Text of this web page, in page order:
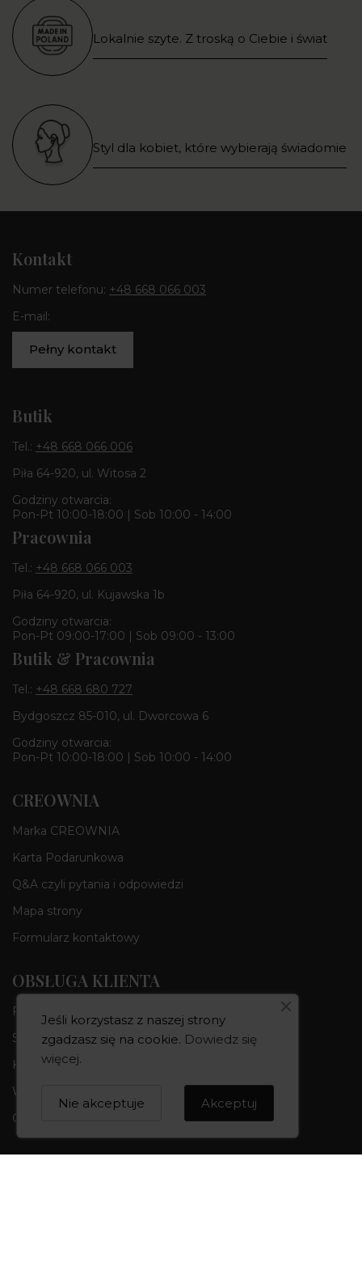
Lokalnie szyte. Z troską o Ciebie i świat
Styl dla kobiet, które wybierają świadomie
Kontakt
Numer telefonu: +48 668 066 003
E-mail:
Pełny kontakt
Butik
Tel.: +48 668 066 006
Piła 64-920, ul. Witosa 2
Godziny otwarcia:
Pon-Pt 10:00-18:00 | Sob 10:00 - 14:00
Pracownia
Tel.: +48 668 066 003
Piła 64-920, ul. Kujawska 1b
Godziny otwarcia:
Pon-Pt 09:00-17:00 | Sob 09:00 - 13:00
Butik & Pracownia
Tel.: +48 668 680 727
Bydgoszcz 85-010, ul. Dworcowa 6
Godziny otwarcia:
Pon-Pt 10:00-18:00 | Sob 10:00 - 14:00
CREOWNIA
Marka CREOWNIA
Karta Podarunkowa
Q&A czyli pytania i odpowiedzi
Mapa strony
Formularz kontaktowy
OBSŁUGA KLIENTA
Formy płatności
Składanie zamówień
Koszty i czas dostawy
Wymiana i zwroty
Odstąpienie od umowy
INFORMACJE
Jeśli korzystasz z naszej strony
zgadzasz się na cookie. Dowiedz się
więcej.
Akceptuj
Nie akceptuje